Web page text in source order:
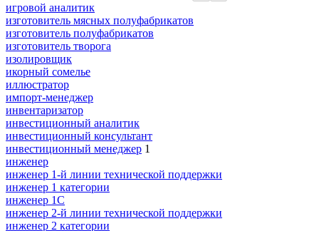
игровой аналитик
изготовитель мясных полуфабрикатов
изготовитель полуфабрикатов
изготовитель творога
изолировщик
икорный сомелье
иллюстратор
импорт-менеджер
инвентаризатор
инвестиционный аналитик
инвестиционный консультант
инвестиционный менеджер 1
инженер
инженер 1-й линии технической поддержки
инженер 1 категории
инженер 1С
инженер 2-й линии технической поддержки
инженер 2 категории